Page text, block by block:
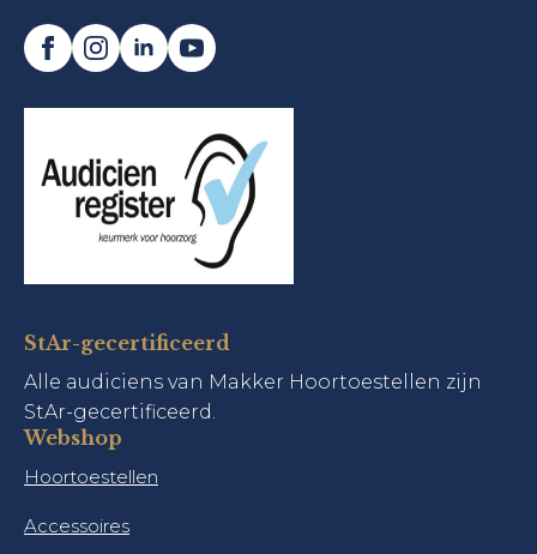
StAr-gecertificeerd
Alle audiciens van Makker Hoortoestellen zijn
StAr-gecertificeerd.
Webshop
Hoortoestellen
Accessoires